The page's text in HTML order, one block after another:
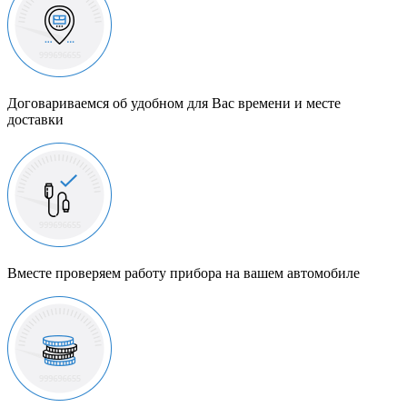
Договариваемся об удобном для Вас времени и месте
доставки
Вместе проверяем работу прибора на вашем автомобиле